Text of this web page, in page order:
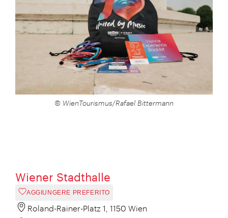
© WienTourismus/Rafael Bittermann
Wiener Stadthalle
AGGIUNGERE PREFERITO
Roland-Rainer-Platz 1, 1150 Wien